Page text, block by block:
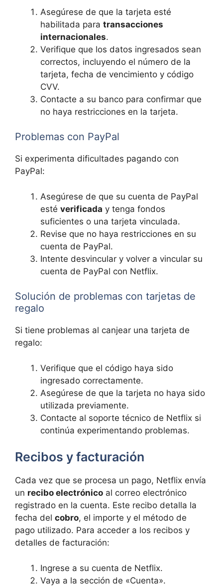
Asegúrese de que la tarjeta esté
habilitada para transacciones
internacionales.
Verifique que los datos ingresados sean
correctos, incluyendo el número de la
tarjeta, fecha de vencimiento y código
CVV.
Contacte a su banco para confirmar que
no haya restricciones en la tarjeta.
Problemas con PayPal
Si experimenta dificultades pagando con
PayPal:
Asegúrese de que su cuenta de PayPal
esté verificada y tenga fondos
suficientes o una tarjeta vinculada.
Revise que no haya restricciones en su
cuenta de PayPal.
Intente desvincular y volver a vincular su
cuenta de PayPal con Netflix.
Solución de problemas con tarjetas de
regalo
Si tiene problemas al canjear una tarjeta de
regalo:
Verifique que el código haya sido
ingresado correctamente.
Asegúrese de que la tarjeta no haya sido
utilizada previamente.
Contacte al soporte técnico de Netflix si
continúa experimentando problemas.
Recibos y facturación
Cada vez que se procesa un pago, Netflix envía
un recibo electrónico al correo electrónico
registrado en la cuenta. Este recibo detalla la
fecha del cobro, el importe y el método de
pago utilizado. Para acceder a los recibos y
detalles de facturación:
Ingrese a su cuenta de Netflix.
Vaya a la sección de «Cuenta».